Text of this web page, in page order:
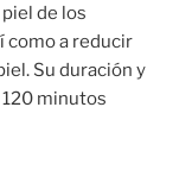
de los
como a reducir
Su duración y
minutos